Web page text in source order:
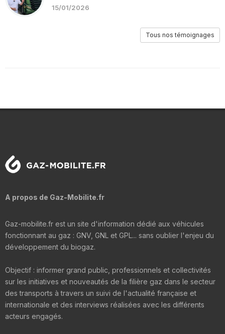
15/01/2026
Tous nos témoignages
A propos de Gaz-Mobilite.fr
Gaz-mobilite.fr est un site d'information dédié aux véhicules
fonctionnant au gaz : GNV, GNL et GPL... sans oublier l'enjeu du
développement du biogaz.
Objectif : informer grand public, professionnels et collectivités
sur les initiatives et nouveautés de la filière gaz dans le secteur
des transports à travers un suivi de l'actualité française et
internationale et des interviews réalisées avec les différents
acteurs engagés.